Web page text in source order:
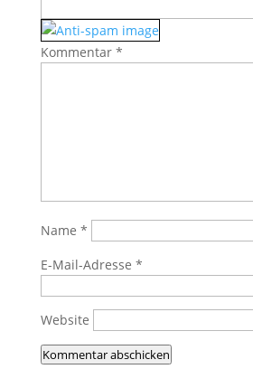
Kommentar *
Name *
E-Mail-Adresse *
Website
Kommentar abschicken